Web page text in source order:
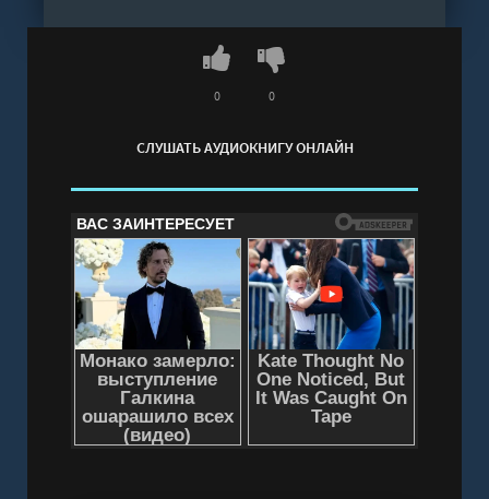
чем можно предположить в начале.
Слушать аудиокнигу "Убийство в ванной"
СЛУШАТЬ АУДИОКНИГУ ОНЛАЙН
0 0